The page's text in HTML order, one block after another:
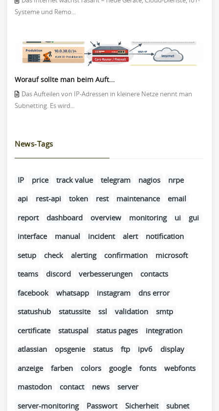
Systeme und Remo...
Worauf sollte man beim Auft...
Das Aufteilen von IP-Adressen in kleinere Netze nennt man
Subnetting. Es wird...
News-Tags
IP price track value telegram nagios
nrpe
api
rest-api token rest maintenance
email
report
dashboard overview monitoring ui
gui
interface
manual incident alert
notification
setup
check alerting confirmation
microsoft
teams
discord verbesserungen
contacts
facebook
whatsapp instagram
dns error
statushub
statussite ssl validation
smtp
certificate
statuspal status pages
integration
atlassian
opsgenie status ftp ipv6
display
anzeige
farben colors google fonts
webfonts
mastodon
contact news
server
server-monitoring
Passwort Sicherheit
subnet